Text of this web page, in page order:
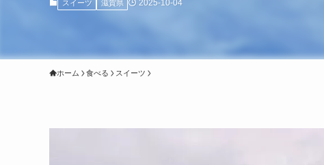
スイーツ 滋賀県 2025-10-04
ホーム 食べる スイーツ